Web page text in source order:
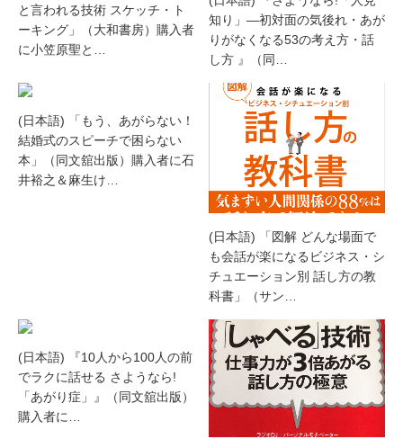
と言われる技術 スケッチ・ト
ーキング」（大和書房）購入者
に小笠原聖と…
知り」―初対面の気後れ・あが
りがなくなる53の考え方・話
し方 』（同…
(日本語) 「もう、あがらない！
結婚式のスピーチで困らない
本」（同文舘出版）購入者に石
井裕之＆麻生け…
(日本語) 「図解 どんな場面で
も会話が楽になるビジネス・シ
チュエーション別 話し方の教
科書」（サン…
(日本語) 『10人から100人の前
でラクに話せる さようなら!
「あがり症」』（同文舘出版）
購入者に…